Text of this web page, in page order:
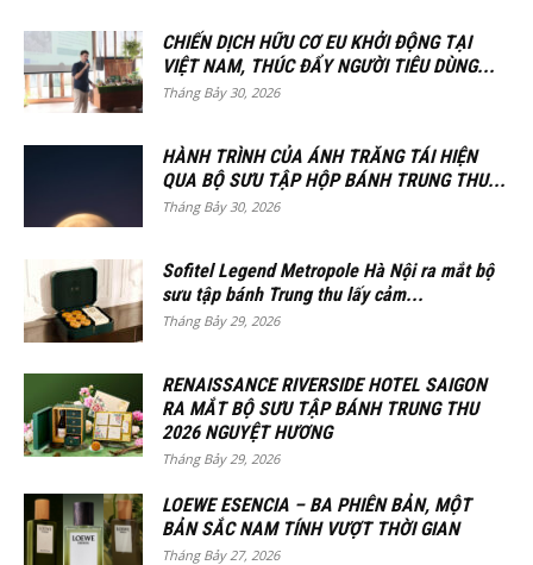
CHIẾN DỊCH HỮU CƠ EU KHỞI ĐỘNG TẠI
VIỆT NAM, THÚC ĐẨY NGƯỜI TIÊU DÙNG...
Tháng Bảy 30, 2026
HÀNH TRÌNH CỦA ÁNH TRĂNG TÁI HIỆN
QUA BỘ SƯU TẬP HỘP BÁNH TRUNG THU...
Tháng Bảy 30, 2026
Sofitel Legend Metropole Hà Nội ra mắt bộ
sưu tập bánh Trung thu lấy cảm...
Tháng Bảy 29, 2026
RENAISSANCE RIVERSIDE HOTEL SAIGON
RA MẮT BỘ SƯU TẬP BÁNH TRUNG THU
2026 NGUYỆT HƯƠNG
Tháng Bảy 29, 2026
LOEWE ESENCIA – BA PHIÊN BẢN, MỘT
BẢN SẮC NAM TÍNH VƯỢT THỜI GIAN
Tháng Bảy 27, 2026